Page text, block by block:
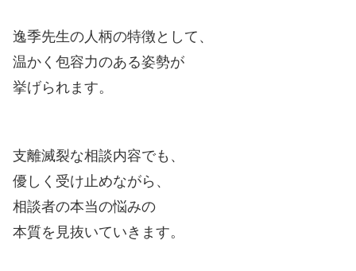
逸季先生の人柄の特徴として、
温かく包容力のある姿勢が
挙げられます。
支離滅裂な相談内容でも、
優しく受け止めながら、
相談者の本当の悩みの
本質を見抜いていきます。